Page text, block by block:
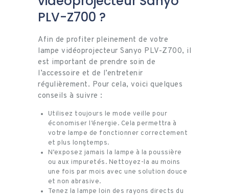
PLV-Z700 ?
Afin de profiter pleinement de votre
lampe vidéoprojecteur Sanyo PLV-Z700, il
est important de prendre soin de
l’accessoire et de l’entretenir
régulièrement. Pour cela, voici quelques
conseils à suivre :
Utilisez toujours le mode veille pour
économiser l’énergie. Cela permettra à
votre lampe de fonctionner correctement
et plus longtemps.
N’exposez jamais la lampe à la poussière
ou aux impuretés. Nettoyez-la au moins
une fois par mois avec une solution douce
et non abrasive.
Tenez la lampe loin des rayons directs du